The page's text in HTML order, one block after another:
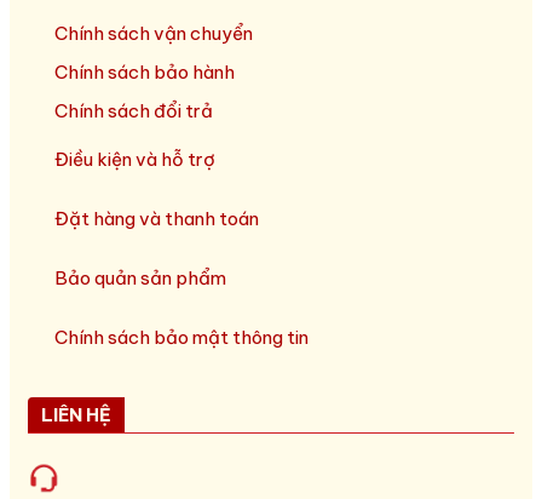
LIÊN HỆ
Chính sách vận chuyển
Chính sách bảo hành
Chính sách đổi trả
Điều kiện và hỗ trợ
Đặt hàng và thanh toán
Bảo quản sản phẩm
Chính sách bảo mật thông tin